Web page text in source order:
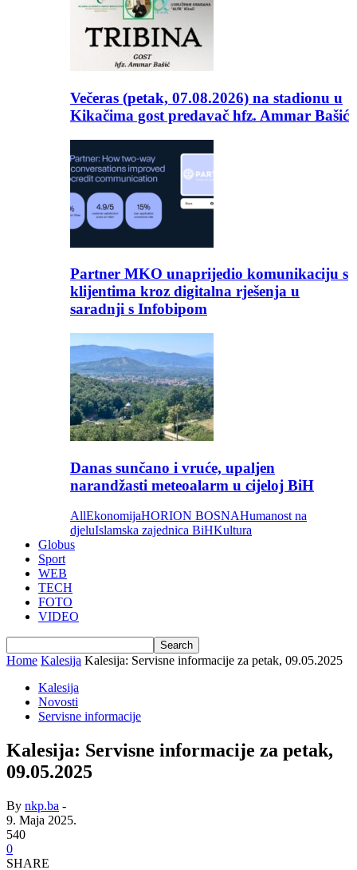
Večeras (petak, 07.08.2026) na stadionu u
Kikačima gost predavač hfz. Ammar Bašić
Partner MKO unaprijedio komunikaciju s
klijentima kroz digitalna rješenja u
saradnji s Infobipom
Danas sunčano i vruće, upaljen
narandžasti meteoalarm u cijeloj BiH
AllEkonomijaHORION BOSNAHumanost na
djeluIslamska zajednica BiHKultura
Globus
Sport
WEB
TECH
FOTO
VIDEO
Home Kalesija Kalesija: Servisne informacije za petak, 09.05.2025
Kalesija
Novosti
Servisne informacije
Kalesija: Servisne informacije za petak,
09.05.2025
By nkp.ba -
9. Maja 2025.
540
0
SHARE